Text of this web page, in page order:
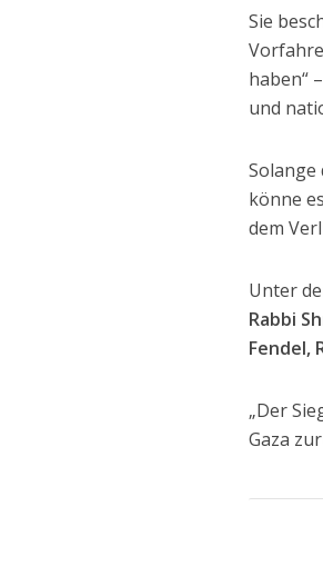
Sie
haben“
und
Solange
könne
dem
Unter
Rabbi
Fendel,
„Der
Gaza